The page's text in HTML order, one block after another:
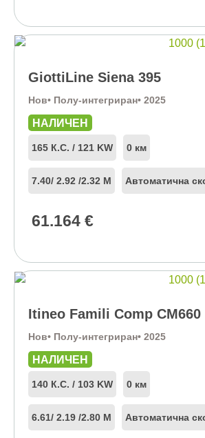
GiottiLine Siena 395
Нов• Полу-интегриран• 2025
НАЛИЧЕН
165 К.С. / 121 KW 0 км
7.40/ 2.92 /2.32 М Автоматична
61.164 €
Itineo Famili Comp CM660
Нов• Полу-интегриран• 2025
НАЛИЧЕН
140 К.С. / 103 KW 0 км
6.61/ 2.19 /2.80 М Автоматична